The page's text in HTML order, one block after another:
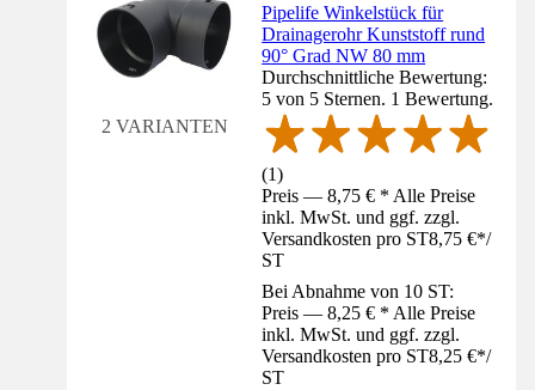
2 VARIANTEN
Pipelife Winkelstück für
Drainagerohr Kunststoff rund
90° Grad NW 80 mm
Durchschnittliche Bewertung:
5 von 5 Sternen. 1 Bewertung.
(1)
Preis — 8,75 € * Alle Preise
inkl. MwSt. und ggf. zzgl.
Versandkosten pro ST8,75 €*/
ST
Bei Abnahme von 10 ST:
Preis — 8,25 € * Alle Preise
inkl. MwSt. und ggf. zzgl.
Versandkosten pro ST8,25 €*/
ST